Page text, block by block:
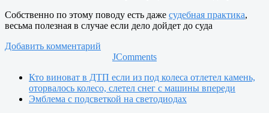
Собственно по этому поводу есть даже судебная практика,
весьма полезная в случае если дело дойдет до суда
Добавить комментарий
JComments
Кто виноват в ДТП если из под колеса отлетел камень,
оторвалось колесо, слетел снег с машины впереди
Эмблема с подсветкой на светодиодах